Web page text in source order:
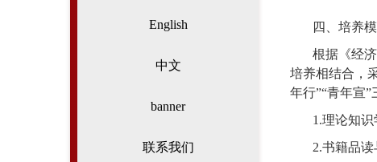
English
中文
banner
联系我们
四、培养
根据《经
培养相结合，
年行”“青年宣”
1.理论知识
2.书籍品读